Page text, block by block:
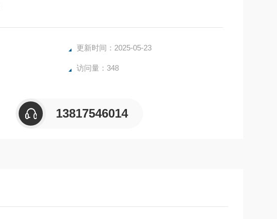
更新时间：2025-05-23
访问量：348
13817546014